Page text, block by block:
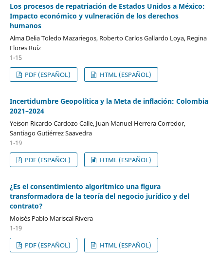
Los procesos de repatriación de Estados Unidos a México:
Impacto económico y vulneración de los derechos
humanos
Alma Delia Toledo Mazariegos, Roberto Carlos Gallardo Loya, Regina
Flores Ruíz
1-15
PDF (ESPAÑOL)
HTML (ESPAÑOL)
Incertidumbre Geopolítica y la Meta de inflación: Colombia
2021–2024
Yeison Ricardo Cardozo Calle, Juan Manuel Herrera Corredor,
Santiago Gutiérrez Saavedra
1-19
PDF (ESPAÑOL)
HTML (ESPAÑOL)
¿Es el consentimiento algorítmico una figura
transformadora de la teoría del negocio jurídico y del
contrato?
Moisés Pablo Mariscal Rivera
1-19
PDF (ESPAÑOL)
HTML (ESPAÑOL)